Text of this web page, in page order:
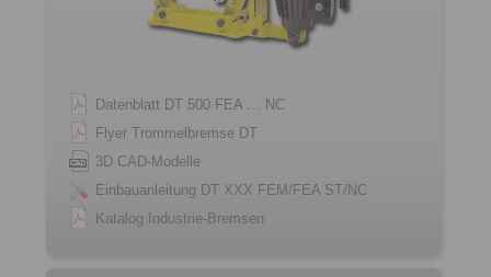
Datenblatt DT 500 FEA … NC
Flyer Trommelbremse DT
3D CAD-Modelle
Einbauanleitung DT XXX FEM/FEA ST/NC
Katalog Industrie-Bremsen